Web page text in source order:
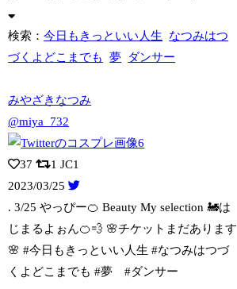
検索：今日もきっといい人生
なつみはつ
づくよどこまでも
夢 ダンサー
みやざきなつみ
@miya_732
37 1 JC1
2023/03/25
. 3/25 やっぴー🍊 Beauty My selection 🚂は
じまる よぉん🍊💨 🌸チケットまだあります
🌸 #今日もきっといい人生 #なつみはつづ
くよどこまでも #夢 #ダンサー